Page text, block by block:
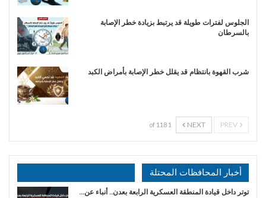
الجلوس لفترات طويلة قد يرتبط بزيادة خطر الإصابة
بالسرطان
شرب القهوة بانتظام قد يقلل خطر الإصابة بأمراض الكبد
NEXT
1 of 118
أخبار المحافظات المحتلة
توتر داخل قيادة المنطقة العسكرية الرابعة بعدن.. أنباء عن…